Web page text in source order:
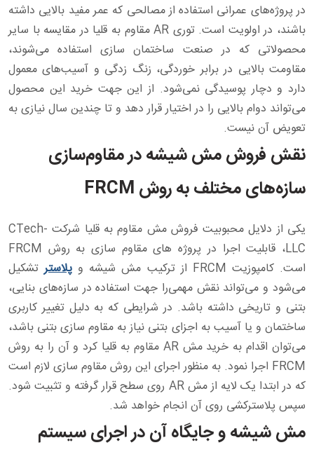
در پروژه‌های عمرانی استفاده از مصالحی که عمر مفید بالایی داشته
باشند، در اولویت است. توری AR مقاوم به قلیا در مقایسه با سایر
محصولاتی که در صنعت ساختمان سازی استفاده می‌شوند،
مقاومت بالایی در برابر خوردگی، زنگ زدگی و آسیب‌های معمول
دارد و دچار پوسیدگی نمی‌شود. از این جهت خرید این محصول
می‌تواند دوام بالایی را در اختیار قرار دهد و تا چندین سال نیازی به
تعویض آن نیست.
نقش فروش مش شیشه در مقاوم‌سازی
سازه‌های مختلف به روش FRCM
یکی از دلایل محبوبیت فروش مش مقاوم به قلیا شرکت CTech-
LLC، قابلیت اجرا در پروژه‌ های مقاوم سازی به روش FRCM
است. کامپوزیت FRCM از ترکیب مش شیشه و
پلاسترتشکیل
می‌شود و می‌تواند نقش مهمی‌را جهت استفاده در سازه‌های بنایی،
بتنی و تاریخی داشته باشد. در شرایطی که به دلیل تغییر کاربری
ساختمان و یا آسیب به اجزای بتنی نیاز به مقاوم سازی بتنی باشد،
می‌توان اقدام به خرید مش AR مقاوم به قلیا کرد و آن را به روش
FRCM اجرا نمود. به منظور اجرای این روش مقاوم سازی لازم است
که در ابتدا یک لایه از مش AR روی سطح قرار گرفته و تثبیت شود.
سپس پلاسترکشی روی آن انجام خواهد شد.
مش شیشه و جایگاه آن در اجرای سیستم